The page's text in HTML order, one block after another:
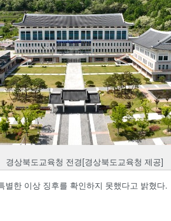
경상북도교육청 전경[경상북도교육청 제공]
별한 이상 징후를 확인하지 못했다고 밝혔다.